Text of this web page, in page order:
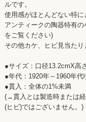
ルです。
使用感がほとんどない特に
アンティークの陶器特有
をご覧ください)
その他カケ、ヒビ見当たり
●サイズ：口径13.2cmX高
●年代：1920年～1960年代
●貫入：全体の1%未満
(→貫入とは製造時または
(ヒビ)ではございません。)